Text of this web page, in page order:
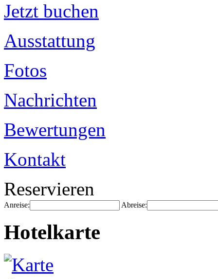
Jetzt buchen
Ausstattung
Fotos
Nachrichten
Bewertungen
Kontakt
Reservieren
Anreise: Abreise:
Hotelkarte